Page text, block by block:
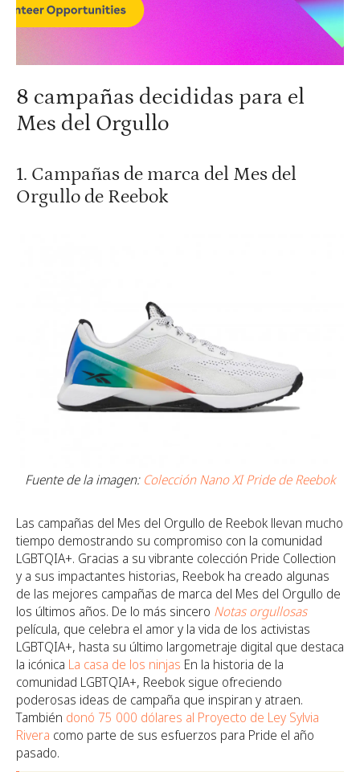
8 campañas decididas para el
Mes del Orgullo
1. Campañas de marca del Mes del
Orgullo de Reebok
Fuente de la imagen: Colección Nano XI Pride de Reebok
Las campañas del Mes del Orgullo de Reebok llevan mucho
tiempo demostrando su compromiso con la comunidad
LGBTQIA+. Gracias a su vibrante colección Pride Collection
y a sus impactantes historias, Reebok ha creado algunas
de las mejores campañas de marca del Mes del Orgullo de
los últimos años. De lo más sincero Notas orgullosas
película, que celebra el amor y la vida de los activistas
LGBTQIA+, hasta su último largometraje digital que destaca
la icónica La casa de los ninjas En la historia de la
comunidad LGBTQIA+, Reebok sigue ofreciendo
poderosas ideas de campaña que inspiran y atraen.
También donó 75 000 dólares al Proyecto de Ley Sylvia
Rivera como parte de sus esfuerzos para Pride el año
pasado.